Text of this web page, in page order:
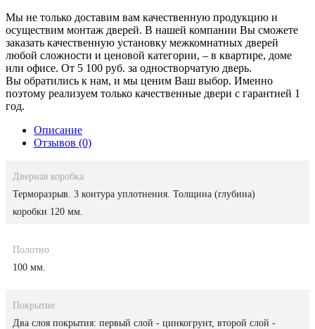
Мы не только доставим вам качественную продукцию и
осуществим монтаж дверей. В нашей компании Вы сможете
заказать качественную установку межкомнатных дверей
любой сложности и ценовой категории, – в квартире, доме
или офисе. От 5 100 руб. за одностворчатую дверь.
Вы обратились к нам, и мы ценим Ваш выбор. Именно
поэтому реализуем только качественные двери с гарантией 1
год.
Описание
Отзывов (0)
Дверная коробка
Терморазрыв. 3 контура уплотнения. Толщина (глубина)
коробки 120 мм.
Полотно
100 мм.
Покрытие
Два слоя покрытия: первый слой - цинкогрунт, второй слой -